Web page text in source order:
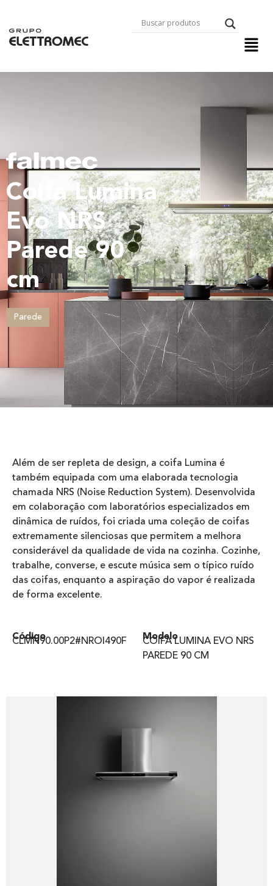
Coifa Lumina
Evo NRS
Parede 90
cm
Parede
Além de ser repleta de design, a coifa Lumina é
também equipada com uma elaborada tecnologia
chamada NRS (Noise Reduction System). Desenvolvida
em colaboração com laboratórios especializados em
dinâmica de ruídos, foi criada uma coleção de coifas
extremamente silenciosas que permitem a melhora
considerável da qualidade de vida na cozinha. Cozinhe,
trabalhe, converse, e escute música sem o típico ruído
das coifas, enquanto a aspiração do vapor é realizada
de forma excelente.
Código
CLMN90.00P2#NROI490F​ Modelo
COIFA LUMINA EVO NRS
PAREDE 90 CM